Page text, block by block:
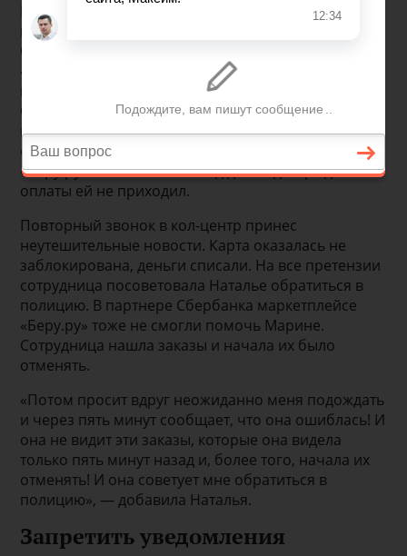
Москвичка Марина Зайцева стала жертвой
мошенников, о чем рассказала в Facebook.
Обнаружив, что злоумышленники взломали ее
«Сбербанк Онлайн», женщина позвонила в кол-
центр и попросила заблокировать счета.
Оператор сказал, что сделал это. Но всего через
несколько минут Зайцева получила SMS об оплате
ее карточкой покупок на 51 990 рублей на сайте
«Беру.ру». Хотя 3dsecure-код для подтверждение
оплаты ей не приходил.
Повторный звонок в кол-центр принес
неутешительные новости. Карта оказалась не
заблокирована, деньги списали. На все претензии
сотрудница посоветовала Наталье обратиться в
полицию. В партнере Сбербанка маркетплейсе
«Беру.ру» тоже не смогли помочь Марине.
Сотрудница нашла заказы и начала их было
отменять.
«Потом просит вдруг неожиданно меня подождать
и через пять минут сообщает, что она ошиблась! И
она не видит эти заказы, которые она видела
только пять минут назад и, более того, начала их
отменять! И она советует мне обратиться в
полицию», — добавила Наталья.
Запретить уведомления